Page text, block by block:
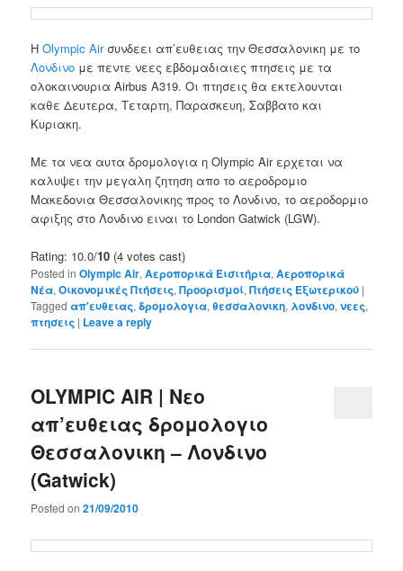
ΗOlympic Airσυνδεει απ’ευθειας την Θεσσαλονικη με το
Λονδινο με πεντε νεες εβδομαδιαιες πτησεις με τα
ολοκαινουρια Airbus A319. Οι πτησεις θα εκτελουνται
καθε Δευτερα, Τεταρτη, Παρασκευη, Σαββατο και
Κυριακη.
Με τα νεα αυτα δρομολογια η Olympic Air ερχεται να
καλυψει την μεγαλη ζητηση απο το αεροδρομιο
Μακεδονια Θεσσαλονικης προς το Λονδινο, το αεροδορμιο
αφιξης στο Λονδινο ειναι το London Gatwick (LGW).
Rating: 10.0/10 (4 votes cast)
Posted in Olympic Air,Αεροπορικά Εισιτήρια,Αεροπορικά
Νέα,Οικονομικές Πτήσεις,Προορισμοί,Πτήσεις Εξωτερικού |
Tagged απ'ευθειας,δρομολογια,θεσσαλονικη, λονδινο,νεες,
πτησεις | Leave a reply
OLYMPIC AIR | Νεο
απ’ευθειας δρομολογιο
Θεσσαλονικη – Λονδινο
(Gatwick)
Posted on21/09/2010